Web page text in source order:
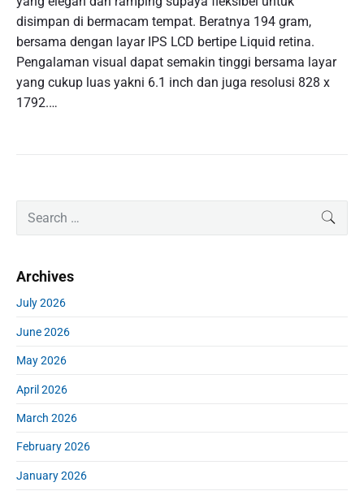
disimpan di bermacam tempat. Beratnya 194 gram,
bersama dengan layar IPS LCD bertipe Liquid retina.
Pengalaman visual dapat semakin tinggi bersama layar
yang cukup luas yakni 6.1 inch dan juga resolusi 828 x
1792.…
a
y
S
d
b
a
c
h
o
Archives
July 2026
June 2026
May 2026
April 2026
March 2026
February 2026
January 2026